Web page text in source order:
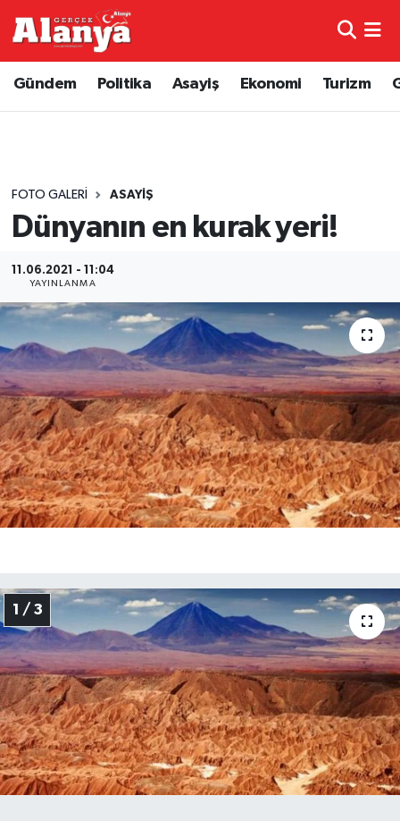
Gündem Politika Asayiş Ekonomi Turizm
FOTO GALERI ASAYIŞ
Dünyanın en kurak yeri!
11.06.2021 - 11:04
YAYINLANMA
1 / 3
Genel
Bilim ve Teknoloji
Dünya
Ekonomi
Gizlilik İlkeleri - Privacy Policy
Güncel
Gündem
Turizm
Trafik Durumu
Tüm Manşetler